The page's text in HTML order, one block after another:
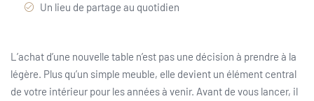
Un lieu de partage au quotidien
L’achat d’une nouvelle table n’est pas une décision à prendre à la
légère. Plus qu’un simple meuble, elle devient un élément central
de votre intérieur pour les années à venir. Avant de vous lancer, il